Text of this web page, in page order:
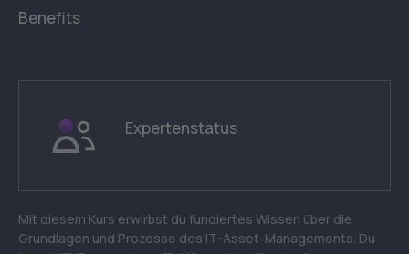
Benefits
Expertenstatus
Mit diesem Kurs erwirbst du fundiertes Wissen über die
Grundlagen und Prozesse des IT-Asset-Managements. Du